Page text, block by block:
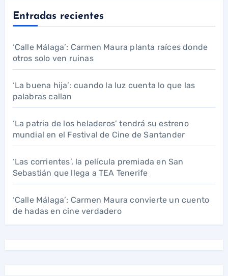
Entradas recientes
‘Calle Málaga’: Carmen Maura planta raíces donde
otros solo ven ruinas
‘La buena hija’: cuando la luz cuenta lo que las
palabras callan
‘La patria de los heladeros’ tendrá su estreno
mundial en el Festival de Cine de Santander
‘Las corrientes’, la película premiada en San
Sebastián que llega a TEA Tenerife
‘Calle Málaga’: Carmen Maura convierte un cuento
de hadas en cine verdadero